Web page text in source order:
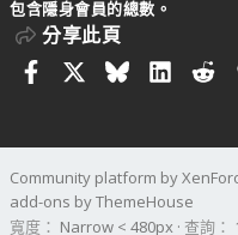
包含隱身會員的總數。
分享此頁
FacebookBluesky
Community platform by
add-ons by ThemeHouse
寬度
查詢